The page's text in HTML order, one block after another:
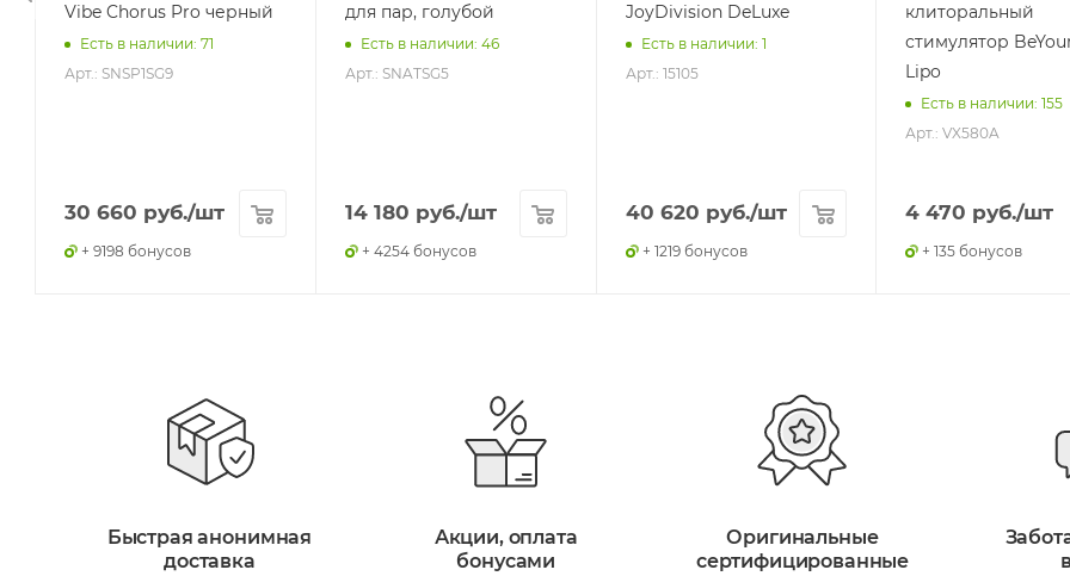
Vibe Chorus Pro черный
Есть в наличии: 71
Арт.: SNSP1SG9
30 660 руб./шт
+ 9198 бонусов
для пар, голубой
Есть в наличии: 46
Арт.: SNATSG5
14 180 руб./шт
+ 4254 бонусов
JoyDivision DeLuxe
Есть в наличии: 1
Арт.: 15105
40 620 руб./шт
+ 1219 бонусов
клиторальный
стимулятор
Lipo
Есть в наличии: 155
Арт.: VX580A
4 470 руб./шт
+ 135 бонусов
Быстрая анонимная
доставка
Акции, оплата
бонусами
Оригинальные
сертифицированные